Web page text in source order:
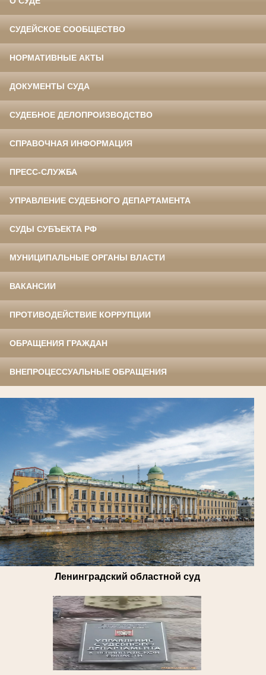
СУДЕЙСКОЕ СООБЩЕСТВО
НОРМАТИВНЫЕ АКТЫ
ДОКУМЕНТЫ СУДА
СУДЕБНОЕ ДЕЛОПРОИЗВОДСТВО
СПРАВОЧНАЯ ИНФОРМАЦИЯ
ПРЕСС-СЛУЖБА
УПРАВЛЕНИЕ СУДЕБНОГО ДЕПАРТАМЕНТА
СУДЫ СУБЪЕКТА РФ
МУНИЦИПАЛЬНЫЕ ОРГАНЫ ВЛАСТИ
ВАКАНСИИ
ПРОТИВОДЕЙСТВИЕ КОРРУПЦИИ
ОБРАЩЕНИЯ ГРАЖДАН
ВНЕПРОЦЕССУАЛЬНЫЕ ОБРАЩЕНИЯ
Ленинградский областной суд